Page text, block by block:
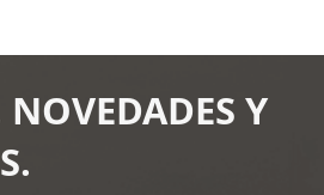
NOVEDADES Y